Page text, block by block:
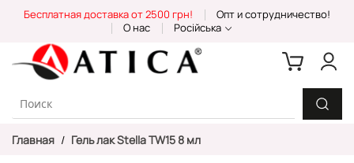
Content
Бесплатная доставка от 2500 грн!
Опт и сотрудничество!
О нас
Російська
Главная Гель лак Stella TW15 8 мл